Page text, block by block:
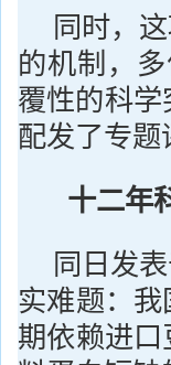
同时，
的机制，
覆性的科学
配发了专题
十二年
同日发
实难题：
期依赖进